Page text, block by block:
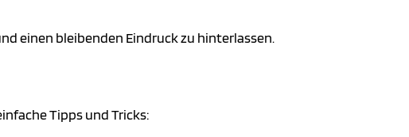
einen bleibenden Eindruck zu hinterlassen.
Tipps und Tricks: